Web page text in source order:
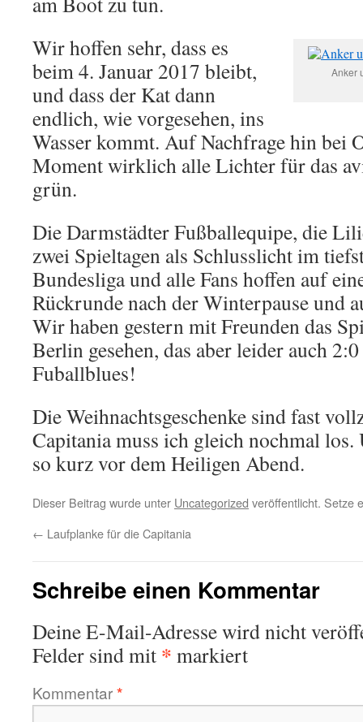
Anker
Wir hoffen sehr, dass es
beim 4. Januar 2017 bleibt,
und dass der Kat dann
endlich, wie vorgesehen, ins
Wasser kommt. Auf Nachfrage hin bei
Moment wirklich alle Lichter für das
grün.
Die Darmstädter Fußballequipe, die
zwei Spieltagen als Schlusslicht im
Bundesliga und alle Fans hoffen auf
Rückrunde nach der Winterpause und
Wir haben gestern mit Freunden das
Berlin gesehen, das aber leider auch
Fuballblues!
Die Weihnachtsgeschenke sind fast
Capitania muss ich gleich nochmal los.
so kurz vor dem Heiligen Abend.
Dieser Beitrag wurde unter Uncategorized veröffentlicht. Setze
← Laufplanke für die Capitania
Schreibe einen Kommentar
Deine E-Mail-Adresse wird nicht
Felder sind mit * markiert
Kommentar*